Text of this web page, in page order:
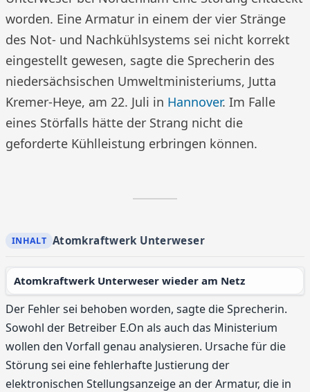
worden. Eine Armatur in einem der vier Stränge
des Not- und Nachkühlsystems sei nicht korrekt
eingestellt gewesen, sagte die Sprecherin des
niedersächsischen Umweltministeriums, Jutta
Kremer-Heye, am 22. Juli in Hannover. Im Falle
eines Störfalls hätte der Strang nicht die
geforderte Kühlleistung erbringen können.
Atomkraftwerk Unterweser
Atomkraftwerk Unterweser wieder am Netz
Der Fehler sei behoben worden, sagte die Sprecherin.
Sowohl der Betreiber E.On als auch das Ministerium
wollen den Vorfall genau analysieren. Ursache für die
Störung sei eine fehlerhafte Justierung der
elektronischen Stellungsanzeige an der Armatur, die in